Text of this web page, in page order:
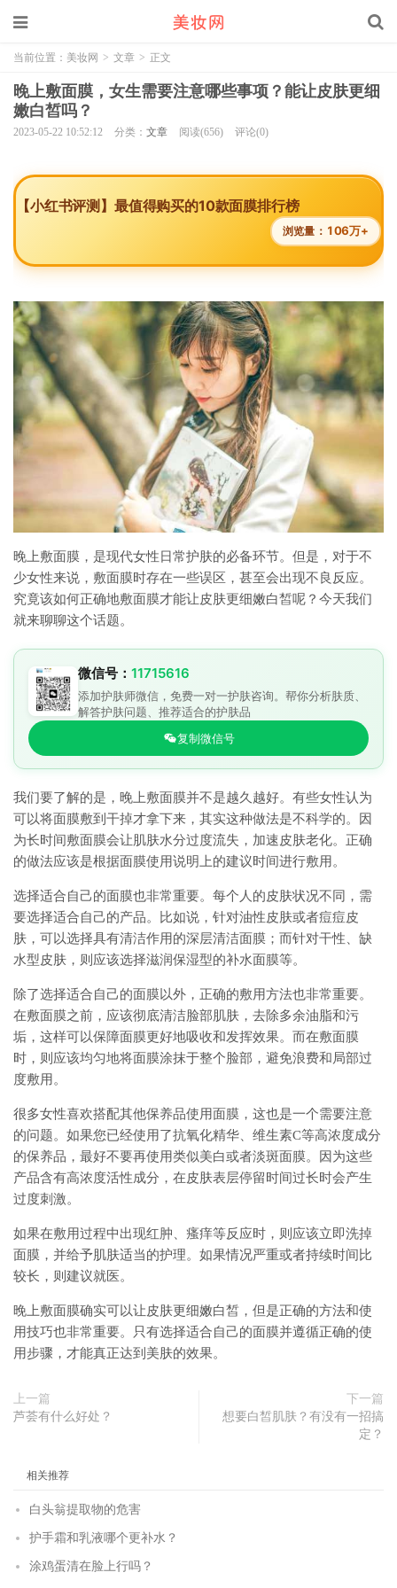
当前位置： 美妆网 > 文章 > 正文
晚上敷面膜，女生需要注意哪些事项？能让皮肤更细
嫩白皙吗？
2023-05-22 10:52:12 分类： 文章 阅读(656) 评论(0)
【小红书评测】最值得购买的10款面膜排行榜
浏览量： 106万+
晚上敷面膜，是现代女性日常护肤的必备环节。但是，对于不
少女性来说，敷面膜时存在一些误区，甚至会出现不良反应。
究竟该如何正确地敷面膜才能让皮肤更细嫩白皙呢？今天我们
就来聊聊这个话题。
微信号： 11715616
添加护肤师微信，免费一对一护肤咨询。帮你分析肤质、
解答护肤问题、推荐适合的护肤品
复制微信号
我们要了解的是，晚上敷面膜并不是越久越好。有些女性认为
可以将面膜敷到干掉才拿下来，其实这种做法是不科学的。因
为长时间敷面膜会让肌肤水分过度流失，加速皮肤老化。正确
的做法应该是根据面膜使用说明上的建议时间进行敷用。
选择适合自己的面膜也非常重要。每个人的皮肤状况不同，需
要选择适合自己的产品。比如说，针对油性皮肤或者痘痘皮
肤，可以选择具有清洁作用的深层清洁面膜；而针对干性、缺
水型皮肤，则应该选择滋润保湿型的补水面膜等。
除了选择适合自己的面膜以外，正确的敷用方法也非常重要。
在敷面膜之前，应该彻底清洁脸部肌肤，去除多余油脂和污
垢，这样可以保障面膜更好地吸收和发挥效果。而在敷面膜
时，则应该均匀地将面膜涂抹于整个脸部，避免浪费和局部过
度敷用。
很多女性喜欢搭配其他保养品使用面膜，这也是一个需要注意
的问题。如果您已经使用了抗氧化精华、维生素C等高浓度成分
的保养品，最好不要再使用类似美白或者淡斑面膜。因为这些
产品含有高浓度活性成分，在皮肤表层停留时间过长时会产生
过度刺激。
如果在敷用过程中出现红肿、瘙痒等反应时，则应该立即洗掉
面膜，并给予肌肤适当的护理。如果情况严重或者持续时间比
较长，则建议就医。
晚上敷面膜确实可以让皮肤更细嫩白皙，但是正确的方法和使
用技巧也非常重要。只有选择适合自己的面膜并遵循正确的使
用步骤，才能真正达到美肤的效果。
上一篇
芦荟有什么好处？
下一篇
想要白皙肌肤？有没有一招搞
定？
相关推荐
白头翁提取物的危害
护手霜和乳液哪个更补水？
涂鸡蛋清在脸上行吗？